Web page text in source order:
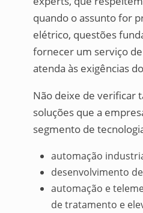
quando o assunto for
elétrico, questões
fornecer um serviço
atenda às exigências
Não deixe de verificar
soluções que a
segmento de
automação
desenvolvimento
automação e
de tratamento e